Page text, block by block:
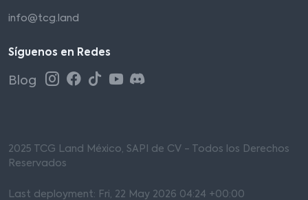
info@tcg.land
Síguenos en Redes
Blog
2025 TCG Land México, SAPI de CV - Todos los Derechos
Reservados
Last deployment: Fri, 22 May 2026 04:24 +00:00